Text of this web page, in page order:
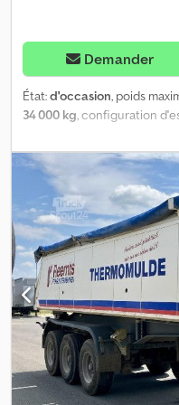
Demander
État:d'occasion, poids
34 000 kg , configuration
,
longueur de l'espace de
l’espace de chargement:23
chargement:
1 500 mm,
m³, largeur totale:2 550 mm
Équipement:ABS, ----*
forme avec bâche
anti-encastrement
Système EBS pour
Freins à disque *
pneus : 385/65R22,5 *
Poids à vide : 5 400 kg *
d’échéance du contrôle
pas équipé de supports !!
réserve d’erreurs et de